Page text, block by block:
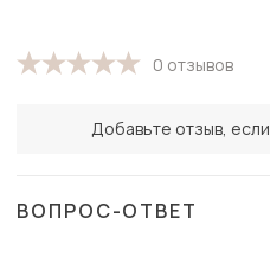
0 отзывов
Добавьте отзыв,
ВОПРОС-ОТВЕТ